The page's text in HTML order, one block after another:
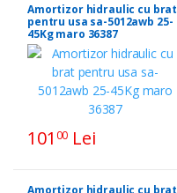
Amortizor hidraulic cu brat
pentru usa sa-5012awb 25-
45Kg maro 36387
101 00 Lei
Amortizor hidraulic cu brat